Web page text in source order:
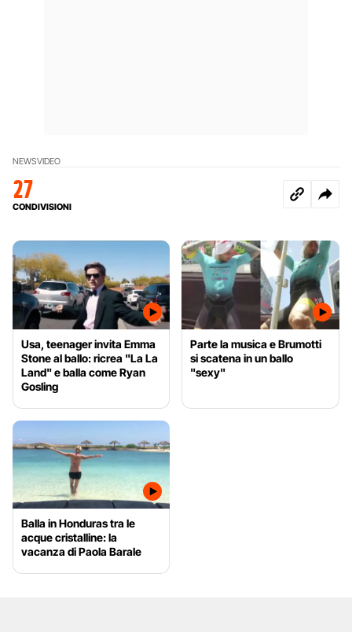
NEWSVIDEO
27
CONDIVISIONI
Usa, teenager invita Emma
Stone al ballo: ricrea "La La
Land" e balla come Ryan
Gosling
Parte la musica e Brumotti
si scatena in un ballo
"sexy"
Balla in Honduras tra le
acque cristalline: la
vacanza di Paola Barale